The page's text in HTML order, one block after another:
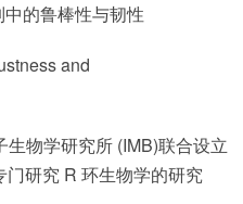
的鲁棒性与韧性
and
物学研究所 (IMB)联合设立
研究 R 环生物学的研究